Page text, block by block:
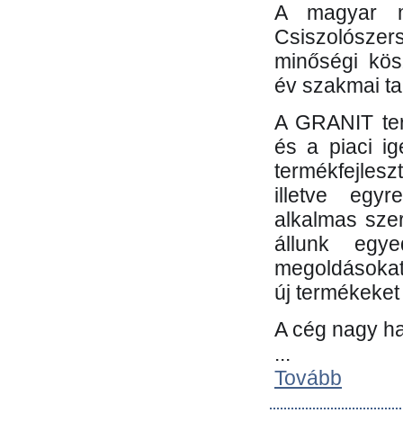
A magyar
minőségi
év szakmai
A GRANIT
és a piaci
illetve
alkalmas
állunk
új
A cég nagy
...
Tovább